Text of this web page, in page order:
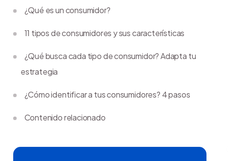
¿Qué es un consumidor?
11 tipos de consumidores y sus características
¿Qué busca cada tipo de consumidor? Adapta tu
estrategia
¿Cómo identificar a tus consumidores? 4 pasos
Contenido relacionado